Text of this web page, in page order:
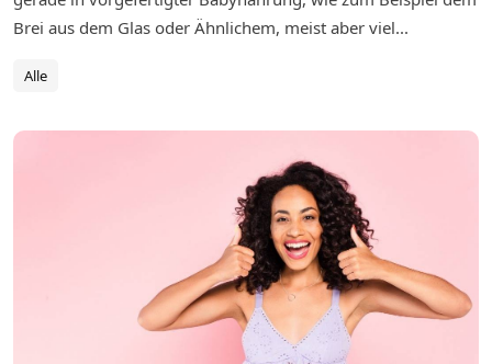
Brei aus dem Glas oder Ähnlichem, meist aber viel...
Alle